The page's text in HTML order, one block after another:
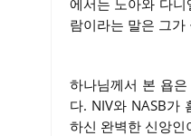
에서는 노아와 다
람이라는 말은 그
하나님께서 본 욥
다. NIV와 NASB가
하신 완벽한 신앙인